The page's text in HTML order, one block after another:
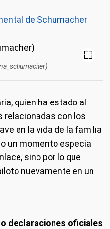
de Schumacher
quien ha estado al
relacionadas con los
en la vida de la familia
un momento especial
sino por lo que
nuevamente en un
declaraciones oficiales